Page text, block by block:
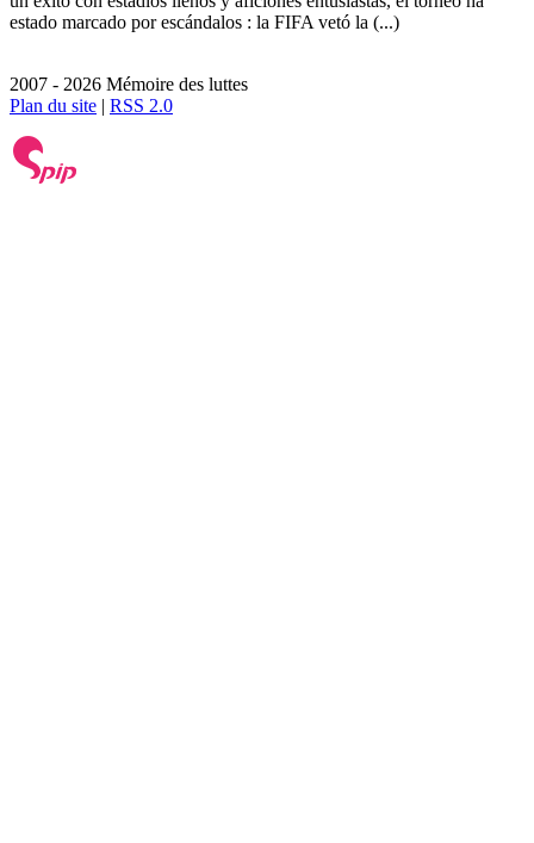
estado marcado por escándalos : la FIFA vetó la (...)
2007 - 2026 Mémoire des luttes
Plan du site | RSS 2.0